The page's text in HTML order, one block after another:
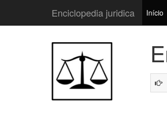
Enciclopedia juridica Início